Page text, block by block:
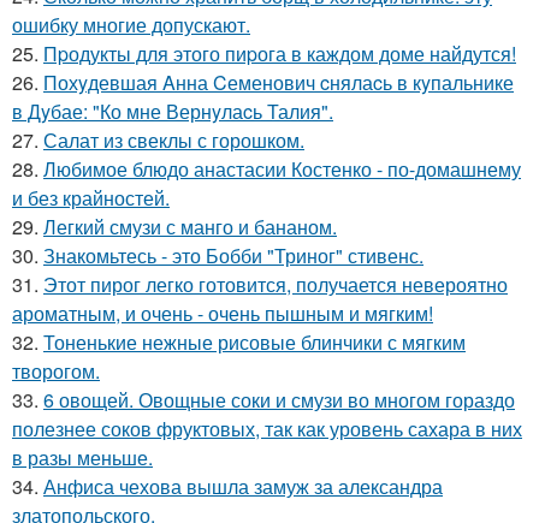
ошибку многие допускают.
25. Пpодукты для этого пиpога в каждом доме найдутся!
26. Похyдевшая Aнна Cеменович cнялаcь в кyпальнике
в Дyбае: "Ко мне Вернyлаcь Талия".
27. Салат из свеклы с горошком.
28. Любимое блюдо анастасии Костенко - по-домашнему
и без крайностей.
29. Легкий смузи с манго и бананом.
30. Знакомьтесь - это Бобби "Триног" стивенс.
31. Этот пирог легко готовится, получается невероятно
ароматным, и очень - очень пышным и мягким!
32. Тоненькие нежные рисовые блинчики с мягким
творогом.
33. 6 овощей. Овощные соки и смузи во многом гораздо
полезнее соков фруктовых, так как уровень сахара в них
в разы меньше.
34. Анфиса чехова вышла замуж за александра
златопольского.